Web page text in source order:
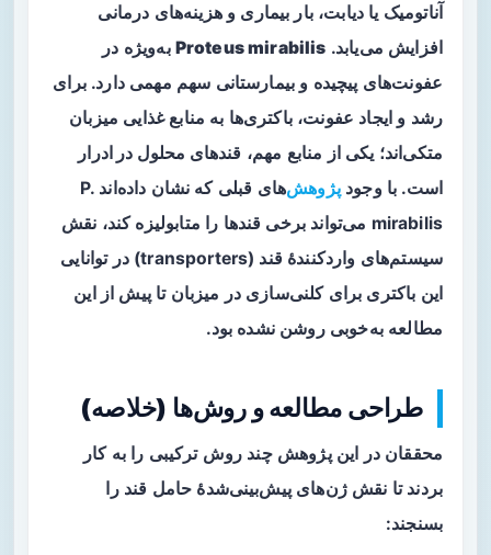
آناتومیک یا دیابت، بار بیماری و هزینه‌های درمانی
افزایش می‌یابد. Proteus mirabilis به‌ویژه در
عفونت‌های پیچیده و بیمارستانی سهم مهمی دارد. برای
رشد و ایجاد عفونت، باکتری‌ها به منابع غذایی میزبان
متکی‌اند؛ یکی از منابع مهم، قندهای محلول در ادرار
است. با وجودپژوهش
‌های قبلی که نشان داده‌اند P.
mirabilis می‌تواند برخی قندها را متابولیزه کند، نقش
سیستم‌های واردکنندهٔ قند (transporters) در توانایی
این باکتری برای کلنی‌سازی در میزبان تا پیش از این
مطالعه به‌خوبی روشن نشده بود.
طراحی مطالعه و روش‌ها (خلاصه)
محققان در این پژوهش چند روش ترکیبی را به کار
بردند تا نقش ژن‌های پیش‌بینی‌شدهٔ حامل قند را
بسنجند: